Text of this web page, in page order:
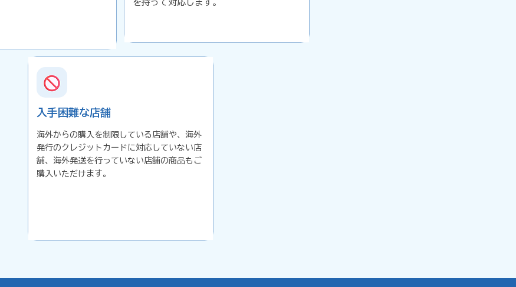
を持って対応します。
入手困難な店舗
海外からの購入を制限している店舗や、海外
発行のクレジットカードに対応していない店
舗、海外発送を行っていない店舗の商品もご
購入いただけます。